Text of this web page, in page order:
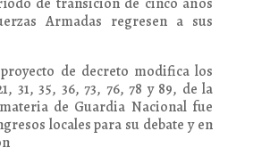
Armadas regresen a sus
de decreto modifica los
31, 35, 36, 73, 76, 78 y 89, de la
de Guardia Nacional fue
locales para su debate y en